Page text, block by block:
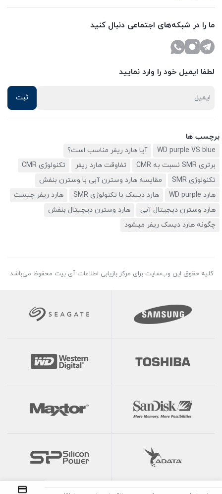
ما را در شبکه‌های اجتماعی دنبال کنید
لطفا ایمیل خود را وارد نمایید
برچسب ها
WD purple VS blue
آیا هارد ریفر مناسب است؟
برتری SMR نسبت به CMR
تفاوقت هارد ریفر
تکنولوژی CMR
تکنولوژی SMR
مقایسه هارد وسترن آبی با وسترن بنفش
هارد WD purple
هارد دیسک با تکنولوژی SMR
هارد ریفر چیست
هارد وسترن دیجیتال آبی
هارد وسترن دیجیتال بنفش
چگونه هارد دیسک ریفر میشود
کلیه حقوق این وب‌سایت برای مرکز بازیابی اطلاعات آی بیت محفوظ می‌باشد.